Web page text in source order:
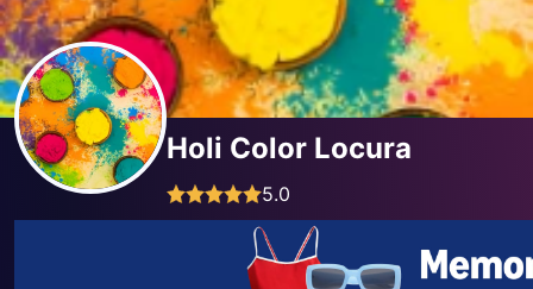
Holi Color Locura
5.0